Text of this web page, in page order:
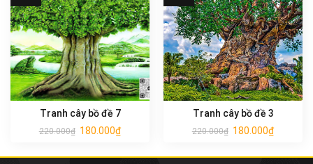
Tranh cây bồ đề 7
220.000₫ 180.000₫
Tranh cây bồ đề 3
220.000₫ 180.000₫